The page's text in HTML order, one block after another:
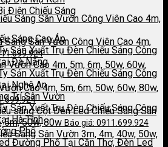
Điện Chiếu Sáng
Sáng Cao Áp
Sản Xuất Trụ Đèn Chiếu Sáng Công
Đà Nẵng
Sản Xuất Trụ Đèn Chiếu Sáng Công
Nghệ An
Trí Sân Vườn
Sản Xuất Trụ Đèn Chiếu Sáng Công
Hà Tĩnh
Phố
Đường Phố Tại Cần Thơ, Đèn Led
Sáng Sân Vườn Công Viên Cao 4m,
Cao 4m, 5m, 6m, 50w, 60w, 80w,
Cột Đèn Led Chiếu Sáng Sân
5m, 50w, 80w Báo giá: 0911.699.924